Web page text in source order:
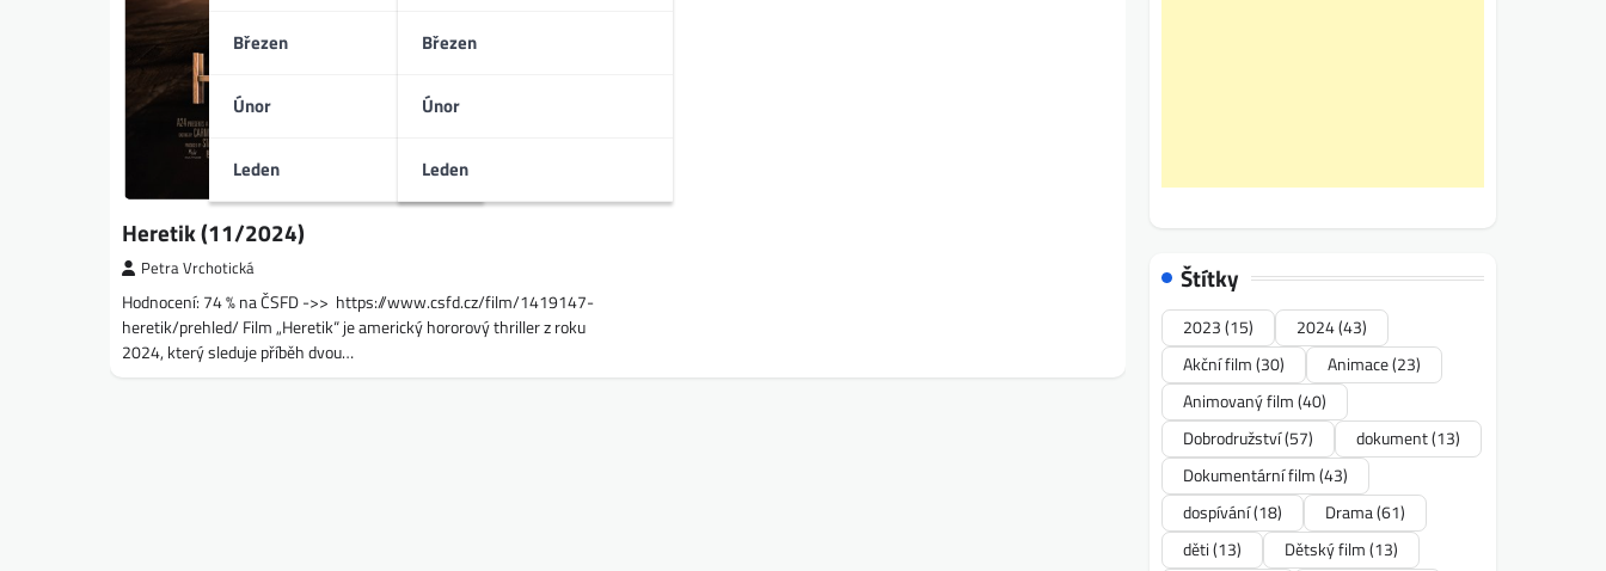
Březen
Únor
Leden
Březen
Únor
Leden
Heretik (11/2024)
Petra Vrchotická
Hodnocení: 74 % na ČSFD ->> https://www.csfd.cz/film/1419147-
heretik/prehled/ Film „Heretik“ je americký hororový thriller z roku
2024, který sleduje příběh dvou…
Štítky
2023(15) 2024(43)
Akční film(30) Animace(23)
Animovaný film(40)
Dobrodružství(57) dokument(13)
Dokumentární film(43)
dospívání(18) Drama(61)
děti(13) Dětský film(13)